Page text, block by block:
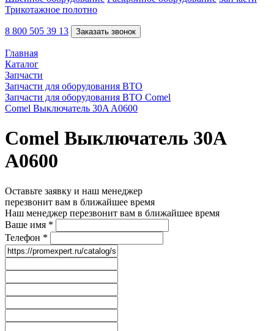
Трикотажное полотно
8 800 505 39 13 Заказать звонок
Главная
Каталог
Запчасти
Запчасти для оборудования ВТО
Запчасти для оборудования ВТО Comel
Comel Выключатель 30A A0600
Comel Выключатель 30A
A0600
Оставьте заявку и наш менеджер
перезвонит вам в ближайшее время
Наш менеджер перезвонит вам в ближайшее время
Ваше имя *
Телефон *